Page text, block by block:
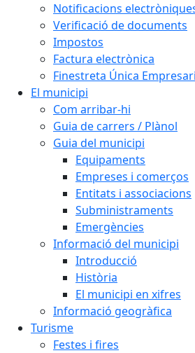
Notificacions
Verificació de documents
Impostos
Factura electrònica
Finestreta Única
El municipi
Com arribar-hi
Guia de carrers / Plànol
Guia del municipi
Equipaments
Empreses i comerços
Entitats i associacions
Subministraments
Emergències
Informació del municipi
Introducció
Història
El municipi en xifres
Informació geogràfica
Turisme
Festes i fires